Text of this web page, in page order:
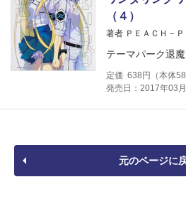
（４）
著者 ＰＥＡＣＨ－Ｐ
テーマパーク退
定価 638 円（本体
発売日：2017年03
元のページに